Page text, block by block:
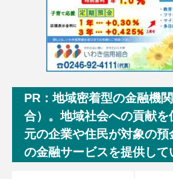
PR：地域密着型の金融機
合）。地域社会への貢献を
元の企業や住民が対象の預
の金融サービスを提供して